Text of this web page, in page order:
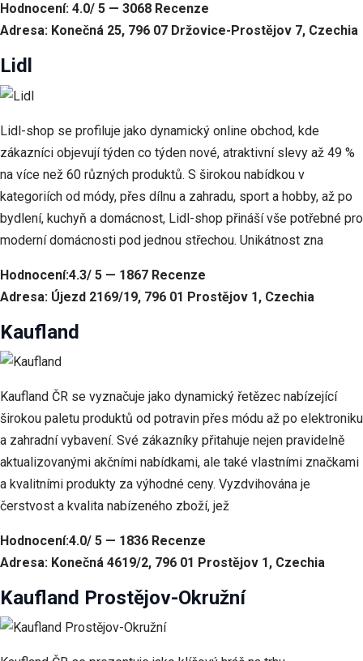
Hodnocení: 4.0/ 5 — 3068 Recenze
Adresa: Konečná 25, 796 07 Držovice-Prostějov 7, Czechia
Lidl
Lidl-shop se profiluje jako dynamický online obchod, kde
zákazníci objevují týden co týden nové, atraktivní slevy až 49 %
na více než 60 různých produktů. S širokou nabídkou v
kategoriích od módy, přes dílnu a zahradu, sport a hobby, až po
bydlení, kuchyň a domácnost, Lidl-shop přináší vše potřebné pro
moderní domácnosti pod jednou střechou. Unikátnost zna
Hodnocení:4.3/ 5 — 1867 Recenze
Adresa: Újezd 2169/19, 796 01 Prostějov 1, Czechia
Kaufland
Kaufland ČR se vyznačuje jako dynamický řetězec nabízející
širokou paletu produktů od potravin přes módu až po elektroniku
a zahradní vybavení. Své zákazníky přitahuje nejen pravidelně
aktualizovanými akčními nabídkami, ale také vlastními značkami
a kvalitními produkty za výhodné ceny. Vyzdvihována je
čerstvost a kvalita nabízeného zboží, jež
Hodnocení:4.0/ 5 — 1836 Recenze
Adresa: Konečná 4619/2, 796 01 Prostějov 1, Czechia
Kaufland Prostějov-Okružní